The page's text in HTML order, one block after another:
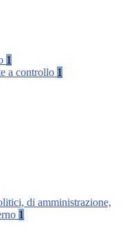
1
a controllo 1
di amministrazione,
1